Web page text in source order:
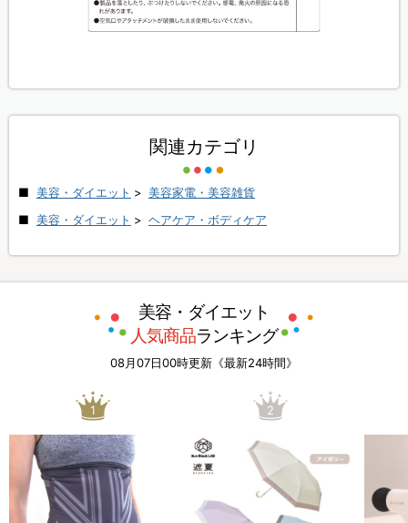
関連カテゴリ
美容・ダイエット > 美容家電・美容雑貨
美容・ダイエット > ヘアケア・ボディケア
美容・ダイエット
人気商品ランキング
08月07日00時更新《最新24時間》
1 2